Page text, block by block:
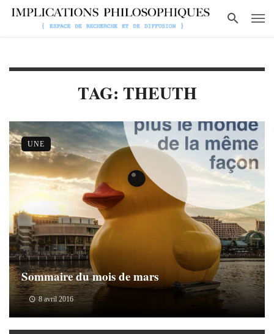
TAG: THEUTH
Sommaire du mois de mars
8 avril 2016
UNE